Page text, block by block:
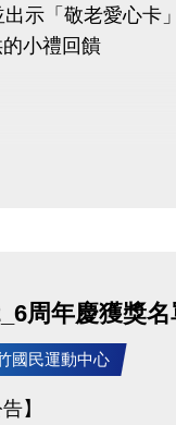
示「敬老愛心卡
小禮回饋
news/pageID/1/
周年慶獲獎名
國民運動中心
】